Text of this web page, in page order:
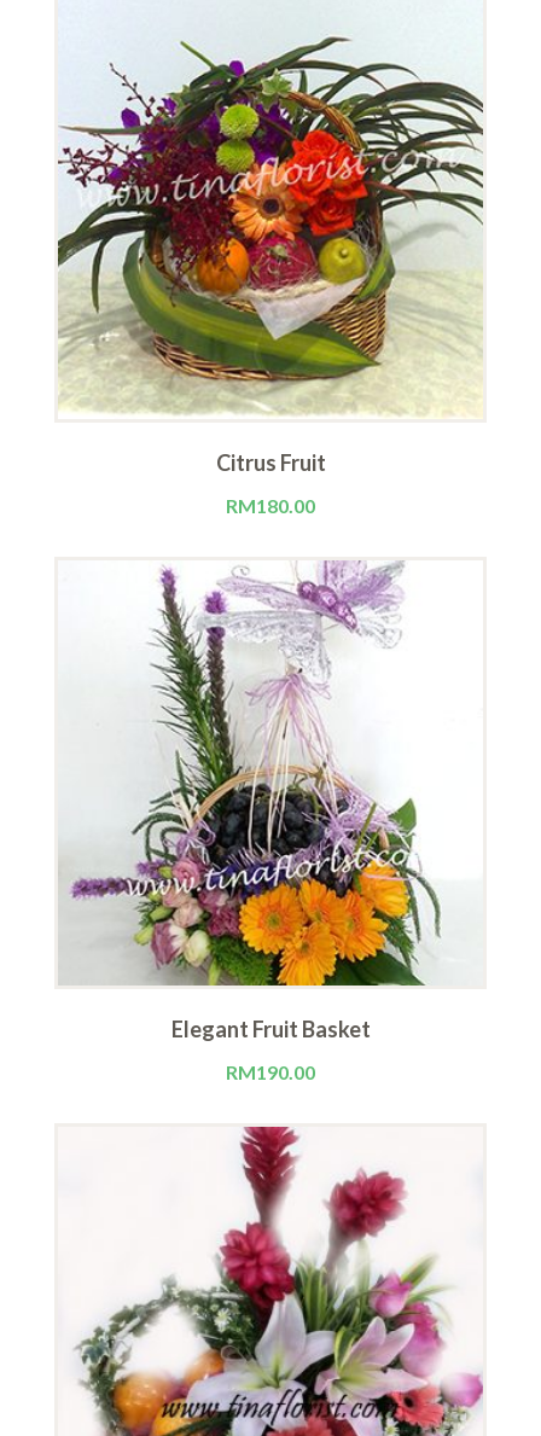
Citrus Fruit
RM180.00
Elegant Fruit Basket
RM190.00